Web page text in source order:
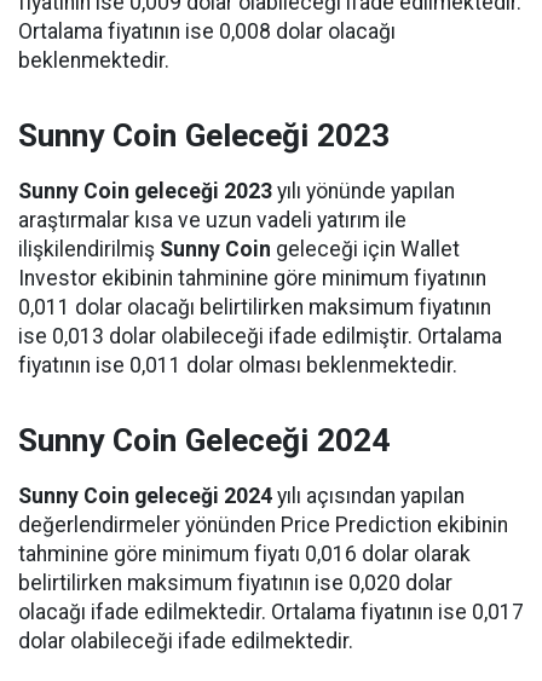
Ortalama fiyatının ise 0,008 dolar olacağı
beklenmektedir.
Sunny Coin Geleceği 2023
Sunny Coin geleceği 2023 yılı yönünde yapılan
araştırmalar kısa ve uzun vadeli yatırım ile
ilişkilendirilmiş Sunny Coin geleceği için Wallet
Investor ekibinin tahminine göre minimum fiyatının
0,011 dolar olacağı belirtilirken maksimum fiyatının
ise 0,013 dolar olabileceği ifade edilmiştir. Ortalama
fiyatının ise 0,011 dolar olması beklenmektedir.
Sunny Coin Geleceği 2024
Sunny Coin geleceği 2024 yılı açısından yapılan
değerlendirmeler yönünden Price Prediction ekibinin
tahminine göre minimum fiyatı 0,016 dolar olarak
belirtilirken maksimum fiyatının ise 0,020 dolar
olacağı ifade edilmektedir. Ortalama fiyatının ise 0,017
dolar olabileceği ifade edilmektedir.